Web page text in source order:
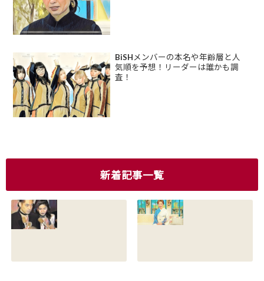
BiSHメンバーの本名や年齢層と人
気順を予想！リーダーは誰かも調
査！
新着記事一覧